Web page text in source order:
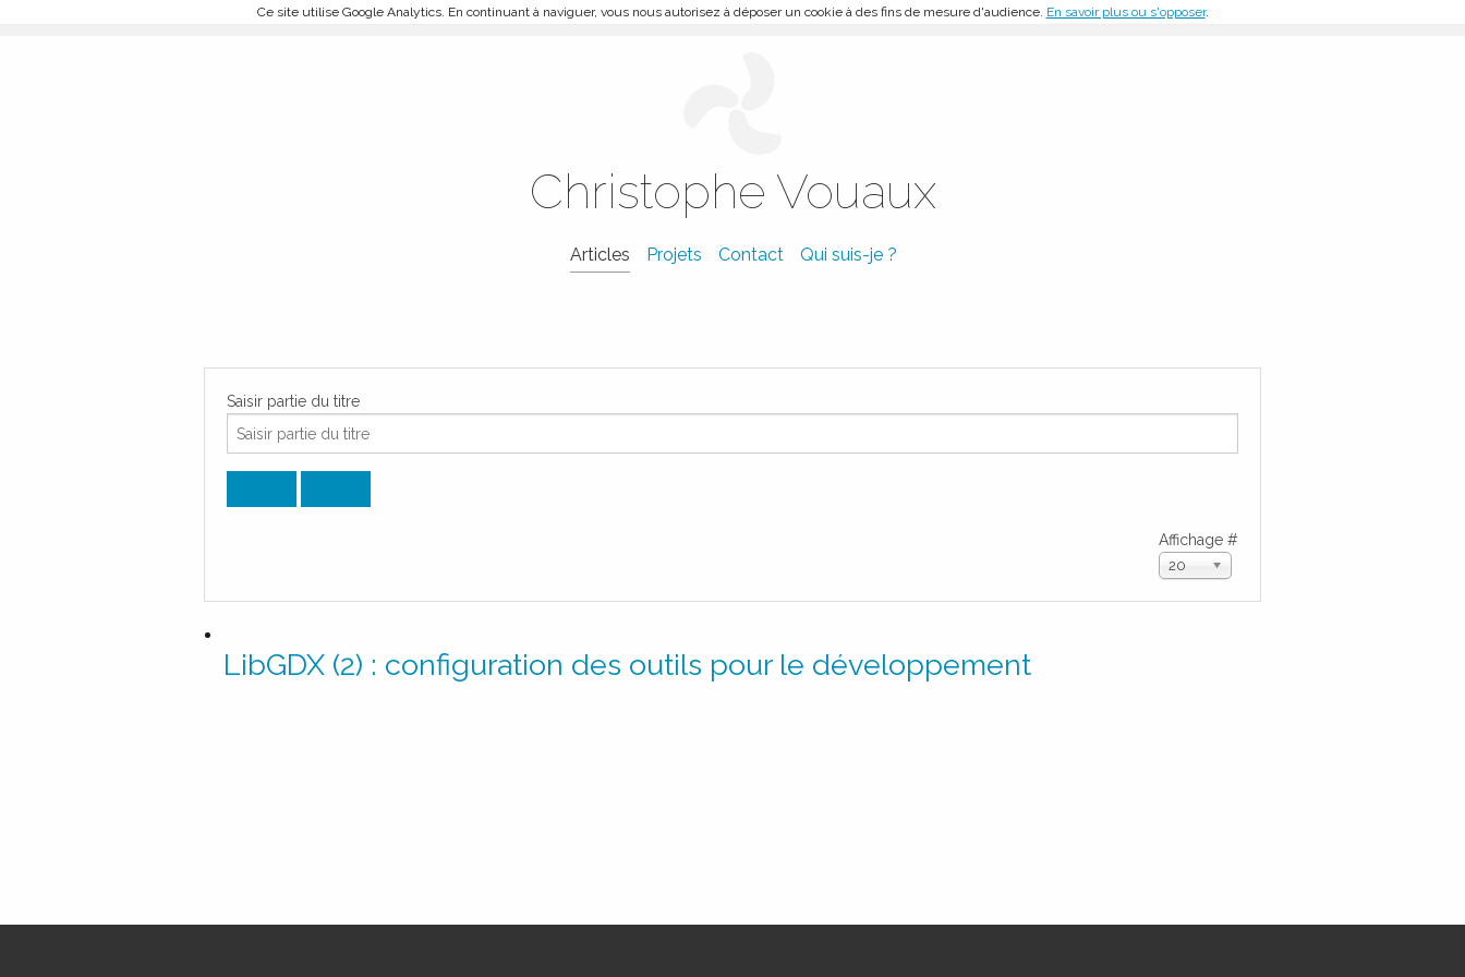
Ce site utilise Google Analytics. En continuant à naviguer, vous nous autorisez à déposer un cookie à des fins de mesure d'audience. En savoir plus ou s'opposer.
Christophe Vouaux
Articles Projets Contact Qui suis-je ?
Saisir partie du titre
Affichage #
20
LibGDX (2) : configuration des outils pour le développement